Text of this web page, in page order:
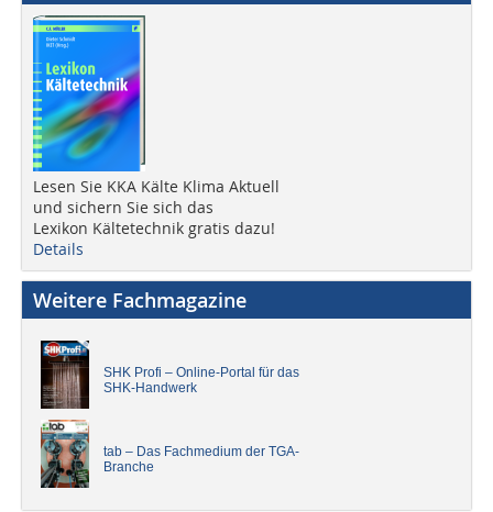
Lesen Sie KKA Kälte Klima Aktuell
und sichern Sie sich das
Lexikon Kältetechnik gratis dazu!
Details
Weitere Fachmagazine
SHK Profi – Online-Portal für das
SHK-Handwerk
tab – Das Fachmedium der TGA-
Branche